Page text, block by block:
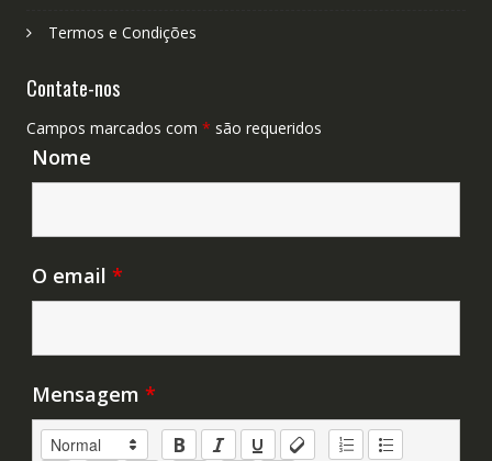
Termos e Condições
Contate-nos
Campos marcados com * são requeridos
Nome
O email *
Mensagem *